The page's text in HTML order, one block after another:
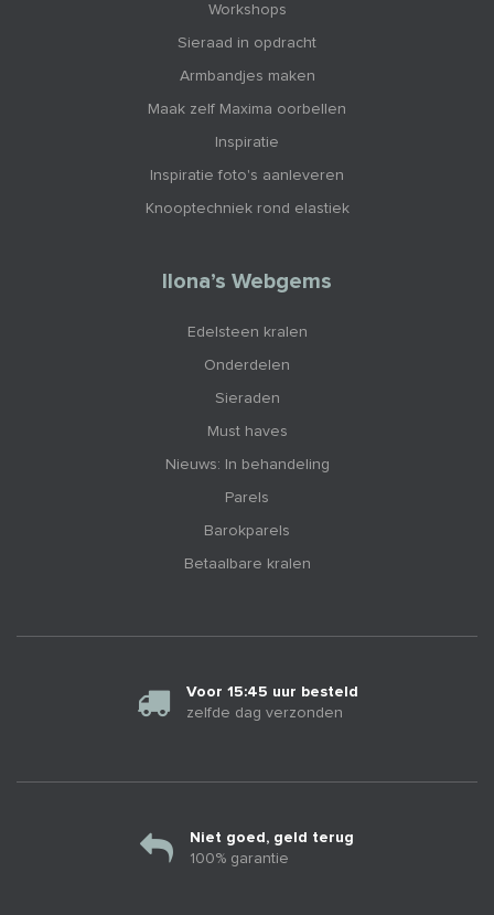
Workshops
Sieraad in opdracht
Armbandjes maken
Maak zelf Maxima oorbellen
Inspiratie
Inspiratie foto's aanleveren
Knooptechniek rond elastiek
Ilona’s Webgems
Edelsteen kralen
Onderdelen
Sieraden
Must haves
Nieuws: In behandeling
Parels
Barokparels
Betaalbare kralen
Voor 15:45 uur besteld
zelfde dag verzonden
Niet goed, geld terug
100% garantie